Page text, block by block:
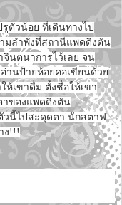
น้อย ที่เดินทางไป
มลำพังที่สถานีแพดดิงตัน
จินตนาการไว้เลย จน
านป้ายห้อยคอเขียนด้วย
เขาดื่ม ตั้งชื่อให้เขา
าของแพดดิงตัน
วนี้ไปสะดุดตา นักสตาฟ
ง!!!